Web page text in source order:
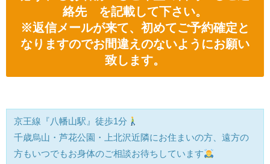
絡先 を記載して下さい。
※返信メールが来て、初めてご予約確定と
なりますのでお間違えのないようにお願い
致します。
京王線『八幡山駅』徒歩1分
千歳烏山・芦花公園・上北沢近隣にお住まいの方、遠方の
方もいつでもお身体のご相談お待ちしています